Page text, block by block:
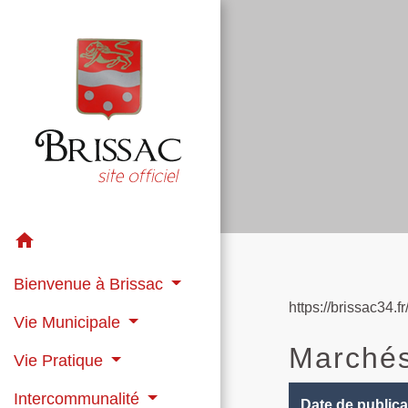
home
Bienvenue à Brissac
Vie Municipale
Vie Pratique
Intercommunalité
https://
Date de